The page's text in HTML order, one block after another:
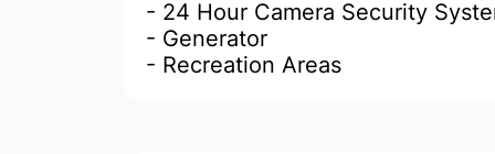
- 24 Hour Camera Security
- Generator
- Recreation Areas